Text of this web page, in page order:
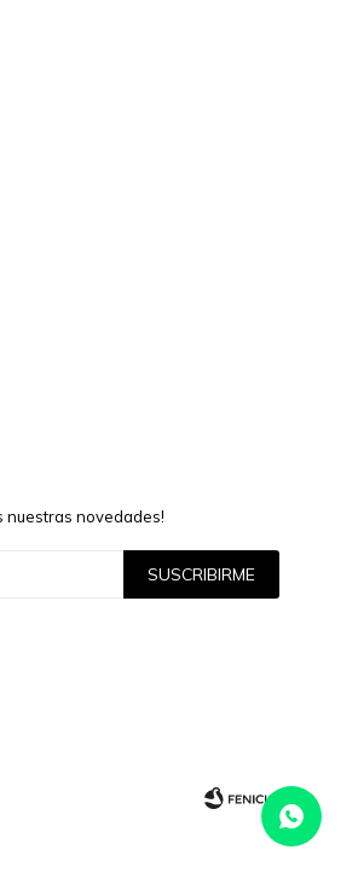
nuestras novedades!
SUSCRIBIRME